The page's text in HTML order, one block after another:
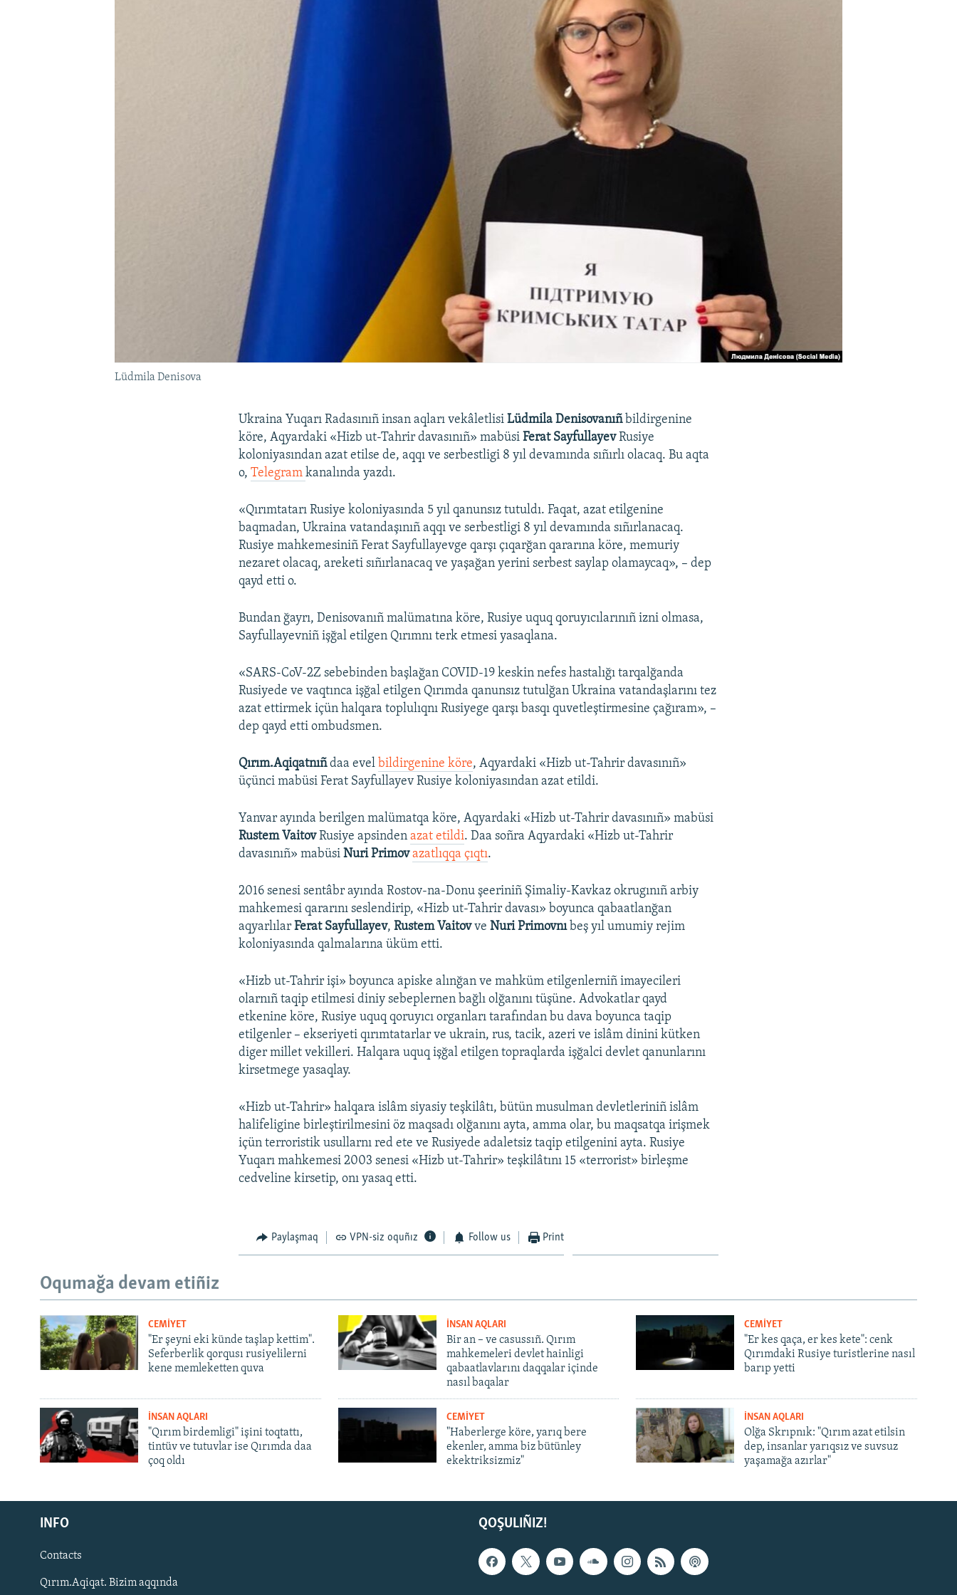
Русский
Українською
QOŞULIÑIZ!
Lüdmila Denisova
Ukraina Yuqarı Radasınıñ insan aqları vekâletlisi Lüdmila Denisovanıñ bildirgenine
köre, Aqyardaki «Hizb ut-Tahrir davasınıñ» mabüsiFerat SayfullayevRusiye
koloniyasından azat etilse de, aqqı ve serbestligi 8 yıl devamında sıñırlı olacaq. Bu aqta
o,Telegramkanalında yazdı.
«Qırımtatarı Rusiye koloniyasında 5 yıl qanunsız tutuldı. Faqat, azat etilgenine
baqmadan, Ukraina vatandaşınıñ aqqı ve serbestligi 8 yıl devamında sıñırlanacaq.
Rusiye mahkemesiniñ Ferat Sayfullayevge qarşı çıqarğan qararına köre, memuriy
nezaret olacaq, areketi sıñırlanacaq ve yaşağan yerini serbest saylap olamaycaq», – dep
qayd etti o.
Bundan ğayrı, Denisovanıñ malümatına köre, Rusiye uquq qoruyıcılarınıñ izni olmasa,
Sayfullayevniñ işğal etilgen Qırımnı terk etmesi yasaqlana.
«SARS-CoV-2Z sebebinden başlağan COVID-19 keskin nefes hastalığı tarqalğanda
Rusiyede ve vaqtınca işğal etilgen Qırımda qanunsız tutulğan Ukraina vatandaşlarını tez
azat ettirmek içün halqara toplulıqnı Rusiyege qarşı basqı quvetleştirmesine çağıram», –
dep qayd etti ombudsmen.
Qırım.Aqiqatnıñdaa evel bildirgenine köre, Aqyardaki «Hizb ut-Tahrir davasınıñ»
üçünci mabüsi Ferat Sayfullayev Rusiye koloniyasından azat etildi.
Yanvar ayında berilgen malümatqa köre, Aqyardaki «Hizb ut-Tahrir davasınıñ» mabüsi
Rustem VaitovRusiye apsindenazat etildi. Daa soñra Aqyardaki «Hizb ut-Tahrir
davasınıñ» mabüsiNuri Primov azatlıqqa çıqtı.
2016 senesi sentâbr ayında Rostov-na-Donu şeeriniñ Şimaliy-Kavkaz okrugınıñ arbiy
mahkemesi qararını seslendirip, «Hizb ut-Tahrir davası» boyunca qabaatlanğan
aqyarlılarFerat Sayfullayev,Rustem VaitovveNuri Primovnı beş yıl umumiy rejim
koloniyasında qalmalarına üküm etti.
«Hizb ut-Tahrir işi» boyunca apiske alınğan ve mahküm etilgenlerniñ imayecileri
olarnıñ taqip etilmesi diniy sebeplernen bağlı olğanını tüşüne. Advokatlar qayd
etkenine köre, Rusiye uquq qoruyıcı organları tarafından bu dava boyunca taqip
etilgenler – ekseriyeti qırımtatarlar ve ukrain, rus, tacik, azeri ve islâm dinini kütken
diger millet vekilleri. Halqara uquq işğal etilgen topraqlarda işğalci devlet qanunlarını
kirsetmege yasaqlay.
«Hizb ut-Tahrir» halqara islâm siyasiy teşkilâtı, bütün musulman devletleriniñ islâm
halifeligine birleştirilmesini öz maqsadı olğanını ayta, amma olar, bu maqsatqa irişmek
içün terroristik usullarnı red ete ve Rusiyede adaletsiz taqip etilgenini ayta. Rusiye
Yuqarı mahkemesi 2003 senesi «Hizb ut-Tahrir» teşkilâtını 15 «terrorist» birleşme
cedveline kirsetip, onı yasaq etti.
Paylaşmaq VPN-siz oquñız Follow us Print
Oqumağa devam etiñiz
CEMİYET
"Er şeyni eki künde taşlap kettim".
Seferberlik qorqusı rusiyelilerni
kene memleketten quva
İNSAN AQLARI
Bir an – ve casussıñ. Qırım
mahkemeleri devlet hainligi
qabaatlavlarını daqqalar içinde
nasıl baqalar
CEMİYET
"Er kes qaça, er kes kete": cenk
Qırımdaki Rusiye turistlerine nasıl
barıp yetti
İNSAN AQLARI
"Qırım birdemligi" işini toqtattı,
tintüv ve tutuvlar ise Qırımda daa
çoq oldı
CEMİYET
"Haberlerge köre, yarıq bere
ekenler, amma biz bütünley
ekektriksizmiz"
İNSAN AQLARI
Olğa Skrıpnık: "Qırım azat etilsin
dep, insanlar yarıqsız ve suvsuz
yaşamağa azırlar"
QOŞULIÑIZ!
INFO
Contacts
Qırım.Aqiqat. Bizim aqqında